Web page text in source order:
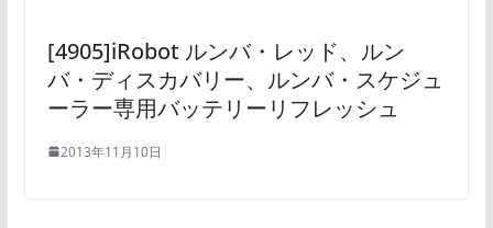
[4905]iRobot ルンバ・レッド、ルン
バ・ディスカバリー、ルンバ・スケジュ
ーラー専用バッテリーリフレッシュ
2013年11月10日